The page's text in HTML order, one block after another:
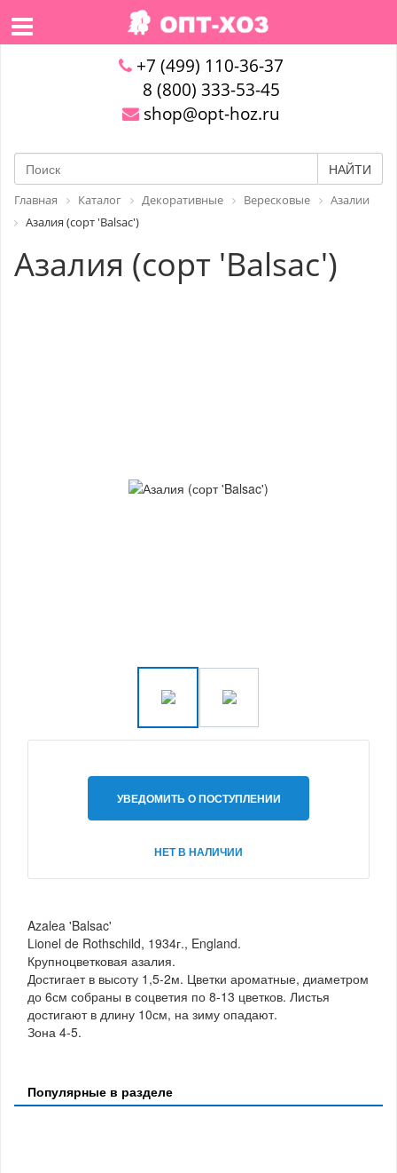
+7 (499) 110-36-37
8 (800) 333-53-45
shop@opt-hoz.ru
НАЙТИ
Главная Каталог Декоративные Вересковые
Азалии
Азалия (сорт 'Balsac')
Азалия (сорт 'Balsac')
УВЕДОМИТЬ О ПОСТУПЛЕНИИ
НЕТ В НАЛИЧИИ
Azalea 'Balsac'
Lionel de Rothschild, 1934г., England.
Крупноцветковая азалия.
Достигает в высоту 1,5-2м. Цветки ароматные, диаметром
до 6см собраны в соцветия по 8-13 цветков. Листья
достигают в длину 10см, на зиму опадают.
Зона 4-5.
Популярные в разделе